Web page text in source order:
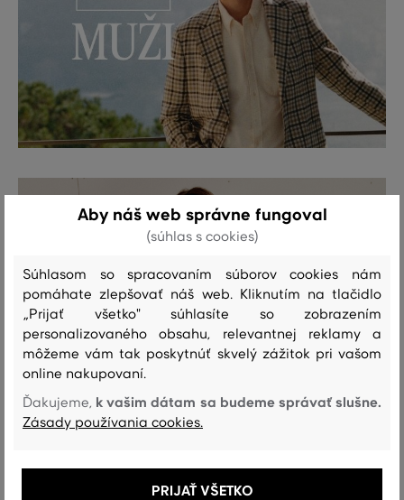
Aby náš web správne fungoval
(súhlas s cookies)
Súhlasom so spracovaním súborov cookies nám
pomáhate zlepšovať náš web. Kliknutím na tlačidlo
„Prijať všetko" súhlasíte so zobrazením
personalizovaného obsahu, relevantnej reklamy a
môžeme vám tak poskytnúť skvelý zážitok pri vašom
online nakupovaní.
Ďakujeme, k vašim dátam sa budeme správať slušne.
Zásady používania cookies.
PRIJAŤ VŠETKO